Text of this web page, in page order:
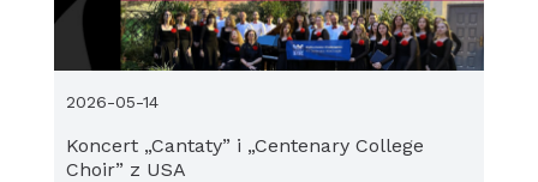
Koncert „Cantaty” i „Centenary College
Choir” z USA
2026-05-14